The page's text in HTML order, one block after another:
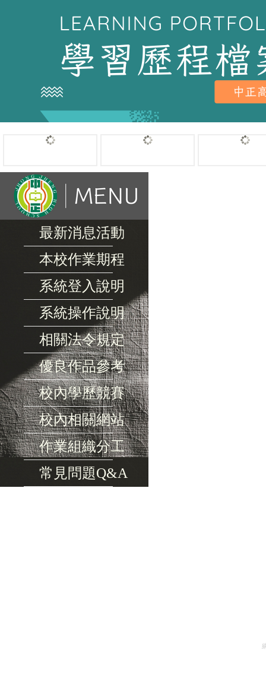
最新消息活動
本校作業期程
系統登入說明
系統操作說明
相關法令規定
優良作品參考
校內學歷競賽
校內相關網站
作業組織分工
常見問題Q&A